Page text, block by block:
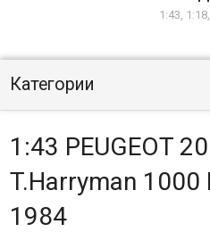
1:43,
Категории
1:43 PEUGEOT
T.Harryman 1000
1984